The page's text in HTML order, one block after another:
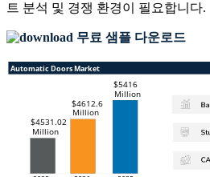
트 분석 및 경쟁 환경이 필요합니다.
무료 샘플 다운로드